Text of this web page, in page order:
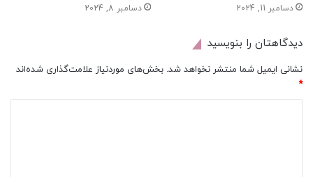
دسامبر 11, 2024 دسامبر 8, 2024
دیدگاهتان را بنویسید
نشانی ایمیل شما منتشر نخواهد شد. بخش‌های موردنیاز علامت‌گذاری شده‌اند
*